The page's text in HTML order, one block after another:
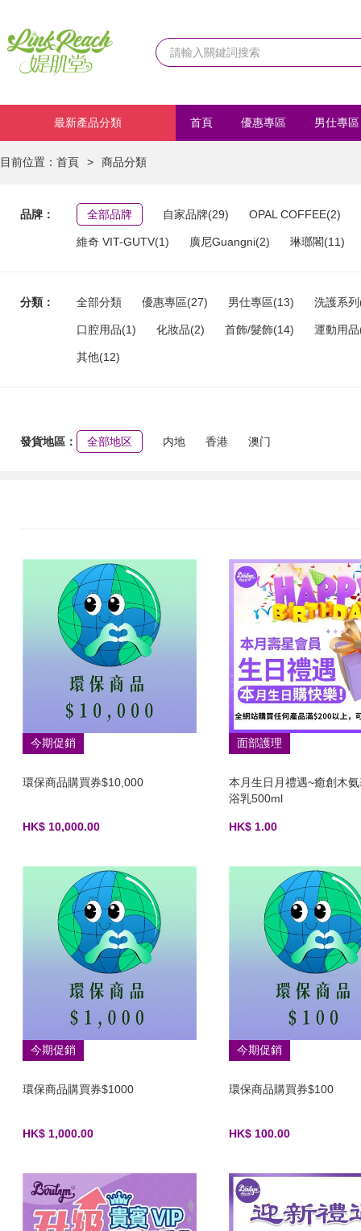
最新產品分類 首頁 優惠專區 男仕專區
目前位置： 首頁 > 商品分類
品牌： 全部品牌 自家品牌(29) OPAL COFFEE(2)
維奇 VIT-GUTV(1) 廣尼Guangni(2) 琳瑯閣(11)
分類： 全部分類 優惠專區(27) 男仕專區(13) 洗護系
口腔用品(1) 化妝品(2) 首飾/髮飾(14) 運動用
其他(12)
發貨地區： 全部地区 内地 香港 澳门
今期促銷
環保商品購買券$10,000
HK$ 10,000.00
面部護理
本月生日月禮遇~癒創木
浴乳500ml
HK$ 1.00
今期促銷
環保商品購買券$1000
HK$ 1,000.00
今期促銷
環保商品購買券$100
HK$ 100.00